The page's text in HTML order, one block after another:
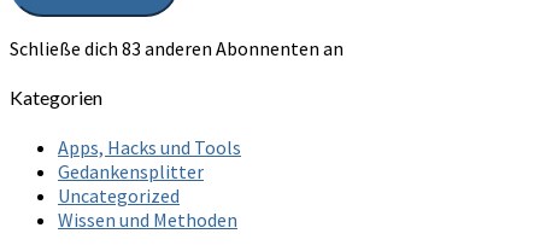
Schließe dich 83 anderen Abonnenten an
Kategorien
Apps, Hacks und Tools
Gedankensplitter
Uncategorized
Wissen und Methoden